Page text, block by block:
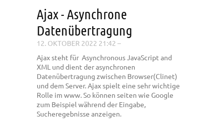
Ajax - Asynchrone
Datenübertragung
12. OKTOBER 2022 21:42 –
Ajax steht für Asynchronous JavaScript and
XML und dient der asynchronen
Datenübertragung zwischen Browser(Clinet)
und dem Server. Ajax spielt eine sehr wichtige
Rolle im www. So können seiten wie Google
zum Beispiel während der Eingabe,
Sucheregebnisse anzeigen.